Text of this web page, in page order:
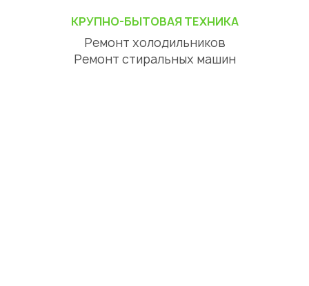
КРУПНО-БЫТОВАЯ ТЕХНИКА
Ремонт холодильников
Ремонт стиральных машин